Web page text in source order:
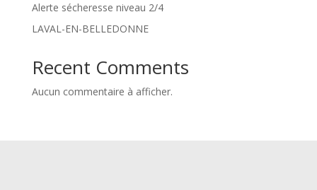
Alerte sécheresse niveau 2/4
LAVAL-EN-BELLEDONNE
Recent Comments
Aucun commentaire à afficher.